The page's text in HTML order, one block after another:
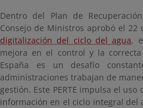
Dentro del Plan de
Consejo de Ministros aprobó el 22
digitalización del ciclo del agua,
mejora en el control y la
España es un desafío
administraciones trabajan de
gestión. Este PERTE impulsa el
información en el ciclo integral